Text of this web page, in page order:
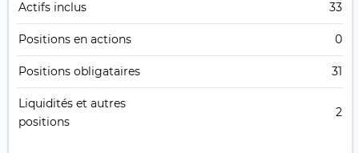
Actifs inclus 33
Positions en actions 0
Positions obligataires 31
Liquidités et autres
positions
2